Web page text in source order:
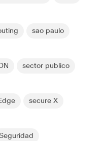
sao paulo
sector publico
secure X